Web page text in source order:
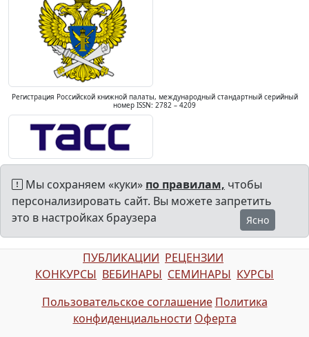
Регистрация Российской книжной палаты, международный стандартный серийный
номер ISSN: 2782 – 4209
Мы сохраняем «куки» по правилам, чтобы
персонализировать сайт. Вы можете запретить
это в настройках браузера
Ясно
ПУБЛИКАЦИИ РЕЦЕНЗИИ
КОНКУРСЫ ВЕБИНАРЫ СЕМИНАРЫ КУРСЫ
Пользовательское соглашение Политика
конфиденциальности Оферта